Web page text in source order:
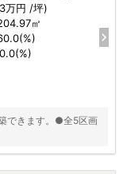
万円 /坪)
㎡
できます。●全5区画